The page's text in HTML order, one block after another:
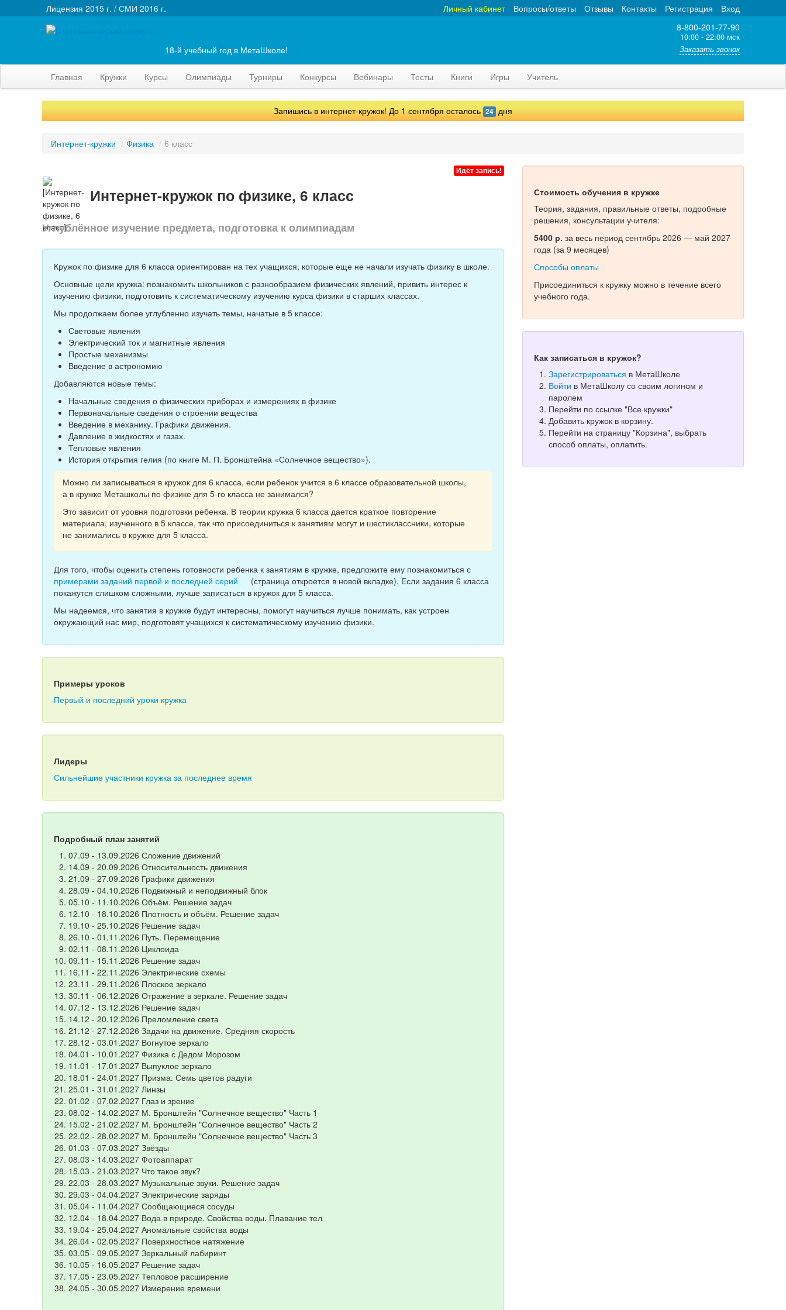
Лицензия 2015 г. / СМИ 2016 г. Вход
Регистрация
Контакты
Отзывы
Вопросы/ответы
Личный кабинет
8-800-201-77-90
10:00 - 22:00 мск
Заказать звонок
18-й учебный год в МетаШколе!
Главная Кружки Курсы Олимпиады Турниры Конкурсы Вебинары Тесты Книги Игры Учитель
Запишись в интернет-кружок! До 1 сентября осталось 24 дня
Интернет-кружки / Физика / 6 класс
Идёт запись!
Интернет-кружок по физике, 6 класс
Углублённое изучение предмета, подготовка к олимпиадам
Кружок по физике для 6 класса ориентирован на тех учащихся, которые еще не начали изучать физику в школе.
Основные цели кружка: познакомить школьников с разнообразием физических явлений, привить интерес к
изучению физики, подготовить к систематическому изучению курса физики в старших классах.
Мы продолжаем более углубленно изучать темы, начатые в 5 классе:
Световые явления
Электрический ток и магнитные явления
Простые механизмы
Введение в астрономию
Добавляются новые темы:
Начальные сведения о физических приборах и измерениях в физике
Первоначальные сведения о строении вещества
Введение в механику. Графики движения.
Давление в жидкостях и газах.
Тепловые явления
История открытия гелия (по книге М. П. Бронштейна «Солнечное вещество»).
Можно ли записываться в кружок для 6 класса, если ребенок учится в 6 классе образовательной школы,
а в кружке Меташколы по физике для 5-го класса не занимался?
Это зависит от уровня подготовки ребенка. В теории кружка 6 класса дается краткое повторение
материала, изученного в 5 классе, так что присоединиться к занятиям могут и шестиклассники, которые
не занимались в кружке для 5 класса.
Для того, чтобы оценить степень готовности ребенка к занятиям в кружке, предложите ему познакомиться с
примерами заданий первой и последней серий
(страница откроется в новой вкладке). Если задания 6 класса
покажутся слишком сложными, лучше записаться в кружок для 5 класса.
Мы надеемся, что занятия в кружке будут интересны, помогут научиться лучше понимать, как устроен
окружающий нас мир, подготовят учащихся к систематическому изучению физики.
Примеры уроков
Первый и последний уроки кружка
Лидеры
Сильнейшие участники кружка за последнее время
Подробный план занятий
07.09 - 13.09.2026 Сложение движений
14.09 - 20.09.2026 Относительность движения
21.09 - 27.09.2026 Графики движения
28.09 - 04.10.2026 Подвижный и неподвижный блок
05.10 - 11.10.2026 Объём. Решение задач
12.10 - 18.10.2026 Плотность и объём. Решение задач
19.10 - 25.10.2026 Решение задач
26.10 - 01.11.2026 Путь. Перемещение
02.11 - 08.11.2026 Циклоида
09.11 - 15.11.2026 Решение задач
16.11 - 22.11.2026 Электрические схемы
23.11 - 29.11.2026 Плоское зеркало
30.11 - 06.12.2026 Отражение в зеркале. Решение задач
07.12 - 13.12.2026 Решение задач
14.12 - 20.12.2026 Преломление света
21.12 - 27.12.2026 Задачи на движение. Средняя скорость
28.12 - 03.01.2027 Вогнутое зеркало
04.01 - 10.01.2027 Физика с Дедом Морозом
11.01 - 17.01.2027 Выпуклое зеркало
18.01 - 24.01.2027 Призма. Семь цветов радуги
25.01 - 31.01.2027 Линзы
01.02 - 07.02.2027 Глаз и зрение
08.02 - 14.02.2027 М. Бронштейн "Солнечное вещество" Часть 1
15.02 - 21.02.2027 М. Бронштейн "Солнечное вещество" Часть 2
22.02 - 28.02.2027 М. Бронштейн "Солнечное вещество" Часть 3
01.03 - 07.03.2027 Звёзды
08.03 - 14.03.2027 Фотоаппарат
15.03 - 21.03.2027 Что такое звук?
22.03 - 28.03.2027 Музыкальные звуки. Решение задач
29.03 - 04.04.2027 Электрические заряды
05.04 - 11.04.2027 Сообщающиеся сосуды
12.04 - 18.04.2027 Вода в природе. Свойства воды. Плавание тел
19.04 - 25.04.2027 Аномальные свойства воды
26.04 - 02.05.2027 Поверхностное натяжение
03.05 - 09.05.2027 Зеркальный лабиринт
10.05 - 16.05.2027 Решение задач
17.05 - 23.05.2027 Тепловое расширение
24.05 - 30.05.2027 Измерение времени
Стоимость обучения в кружке
Теория, задания, правильные ответы, подробные
решения, консультации учителя:
5400 р. за весь период сентябрь 2026 — май 2027
года (за 9 месяцев)
Способы оплаты
Присоединиться к кружку можно в течение всего
учебного года.
Как записаться в кружок?
Зарегистрироваться в МетаШколе
Войти в МетаШколу со своим логином и
паролем
Перейти по ссылке "Все кружки"
Добавить кружок в корзину.
Перейти на страницу "Корзина", выбрать
способ оплаты, оплатить.